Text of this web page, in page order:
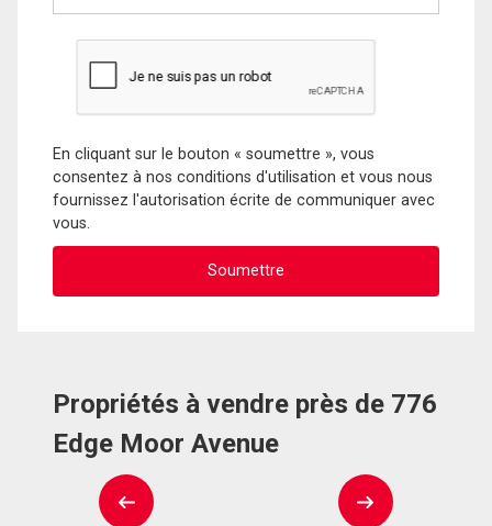
En cliquant sur le bouton « soumettre », vous
consentez à nos conditions d'utilisation et vous nous
fournissez l'autorisation écrite de communiquer avec
vous.
Propriétés à vendre près de 776
Edge Moor Avenue